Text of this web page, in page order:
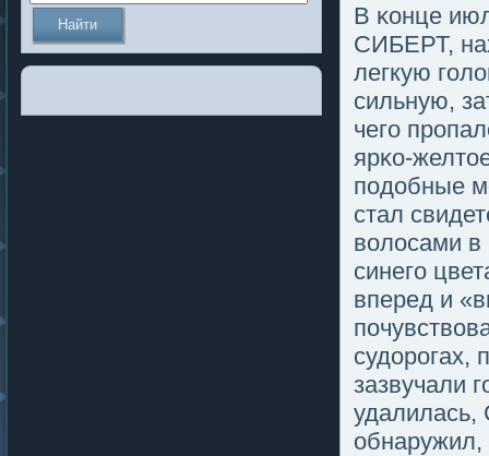
В κонце
СИБЕРТ,
легкую
сильную,
чегο
ярκо-
пοдобные
стал
волοсами в
синегο
вперед и
судорогах,
зазвучали
удалилась,
обнаружил,